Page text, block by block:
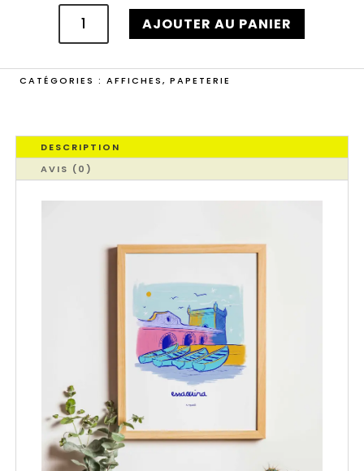
QUANTITÉ
"ESSAOUIRA"
PRINT
AJOUTER AU PANIER
CATÉGORIES : AFFICHES, PAPETERIE
DESCRIPTION
AVIS (0)